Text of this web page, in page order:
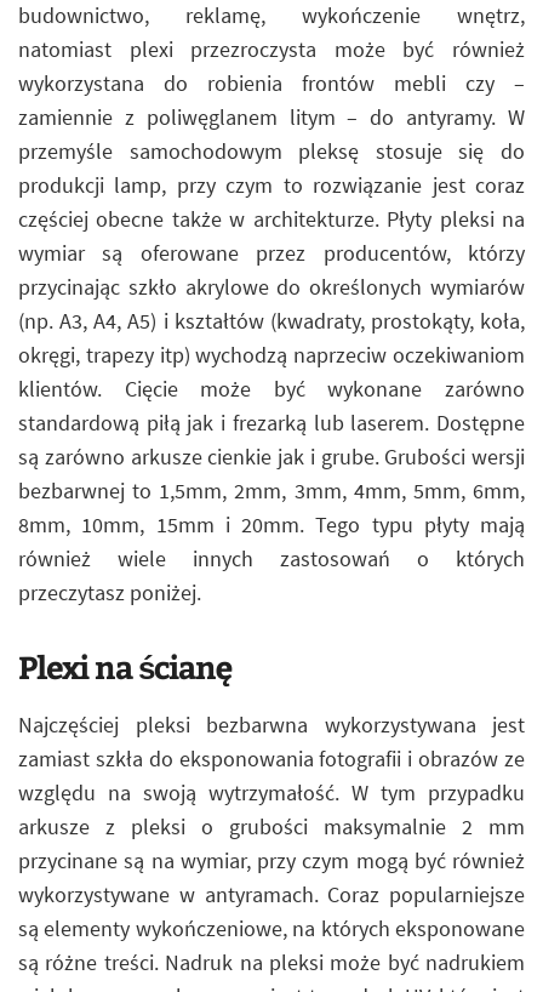
budownictwo, reklamę, wykończenie wnętrz,
natomiast plexi przezroczysta może być również
wykorzystana do robienia frontów mebli czy –
zamiennie z poliwęglanem litym – do antyramy. W
przemyśle samochodowym pleksę stosuje się do
produkcji lamp, przy czym to rozwiązanie jest coraz
częściej obecne także w architekturze. Płyty pleksi na
wymiar są oferowane przez producentów, którzy
przycinając szkło akrylowe do określonych wymiarów
(np. A3, A4, A5) i kształtów (kwadraty, prostokąty, koła,
okręgi, trapezy itp) wychodzą naprzeciw oczekiwaniom
klientów. Cięcie może być wykonane zarówno
standardową piłą jak i frezarką lub laserem. Dostępne
są zarówno arkusze cienkie jak i grube. Grubości wersji
bezbarwnej to 1,5mm, 2mm, 3mm, 4mm, 5mm, 6mm,
8mm, 10mm, 15mm i 20mm. Tego typu płyty mają
również wiele innych zastosowań o których
przeczytasz poniżej.
Plexi na ścianę
Najczęściej pleksi bezbarwna wykorzystywana jest
zamiast szkła do eksponowania fotografii i obrazów ze
względu na swoją wytrzymałość. W tym przypadku
arkusze z pleksi o grubości maksymalnie 2 mm
przycinane są na wymiar, przy czym mogą być również
wykorzystywane w antyramach. Coraz popularniejsze
są elementy wykończeniowe, na których eksponowane
są różne treści. Nadruk na pleksi może być nadrukiem